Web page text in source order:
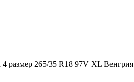
размер 265/35 R18 97V XL Венгрия